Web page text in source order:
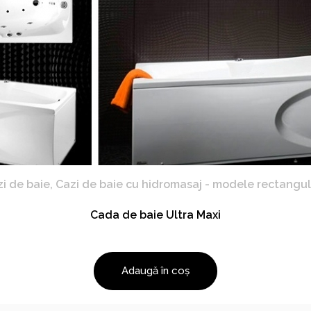
de baie, Cazi de baie cu hidromasaj - modele
Cada de baie Ultra Maxi
Adaugă în coș